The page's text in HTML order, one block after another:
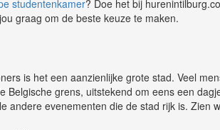
studentenkamer? Doe het bij
graag om de beste keuze te maken.
is het een aanzienlijke grote stad. Veel
grens, uitstekend om eens een
evenementen die de stad rijk is. Zien